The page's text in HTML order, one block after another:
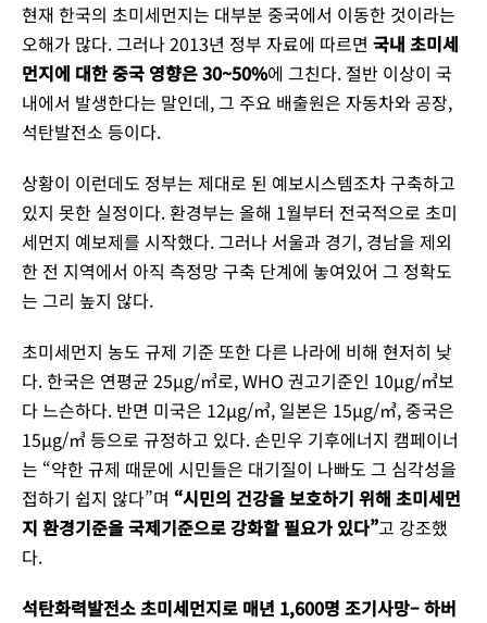
현재 한국의 초미세먼지는 대부분 중국에서 이동한 것이라는
오해가 많다. 그러나 2013년 정부 자료에 따르면 국내 초미세
먼지에 대한 중국 영향은 30~50%에 그친다. 절반 이상이 국
내에서 발생한다는 말인데, 그 주요 배출원은 자동차와 공장,
석탄발전소 등이다.
상황이 이런데도 정부는 제대로 된 예보시스템조차 구축하고
있지 못한 실정이다. 환경부는 올해 1월부터 전국적으로 초미
세먼지 예보제를 시작했다. 그러나 서울과 경기, 경남을 제외
한 전 지역에서 아직 측정망 구축 단계에 놓여있어 그 정확도
는 그리 높지 않다.
초미세먼지 농도 규제 기준 또한 다른 나라에 비해 현저히 낮
다. 한국은 연평균 25µg/㎥로, WHO 권고기준인 10µg/㎥보
다 느슨하다. 반면 미국은 12µg/㎥, 일본은 15µg/㎥, 중국은
15µg/㎥ 등으로 규정하고 있다. 손민우 기후에너지 캠페이너
는 “약한 규제 때문에 시민들은 대기질이 나빠도 그 심각성을
접하기 쉽지 않다”며 “시민의 건강을 보호하기 위해 초미세먼
지 환경기준을 국제기준으로 강화할 필요가 있다”고 강조했
다.
석탄화력발전소 초미세먼지로 매년 1,600명 조기사망– 하버